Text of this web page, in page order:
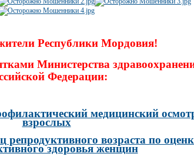
Республики Мордовия!
Министерства
Федерации:
медицинский
взрослых
репродуктивного возраста по
здоровья женщин